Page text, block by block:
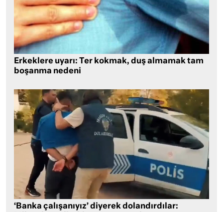
Erkeklere uyarı: Ter kokmak, duş almamak tam
boşanma nedeni
‘Banka çalışanıyız’ diyerek dolandırdılar: